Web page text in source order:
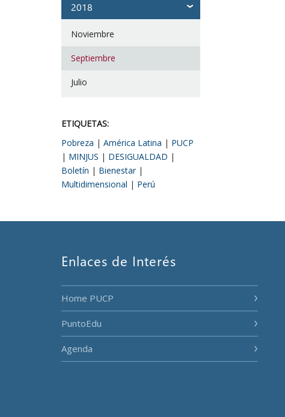
2018
Noviembre
Septiembre
Julio
ETIQUETAS:
Pobreza | América Latina | PUCP
| MINJUS | DESIGUALDAD |
Boletín | Bienestar|
Multidimensional | Perú
Enlaces de Interés
Home PUCP
PuntoEdu
Agenda